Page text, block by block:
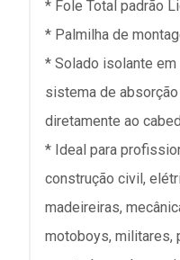
* Fole Total padrão
* Palmilha de
* Solado isolante
sistema de
diretamente ao
* Ideal para
construção civil,
madeireiras,
motoboys, militares,